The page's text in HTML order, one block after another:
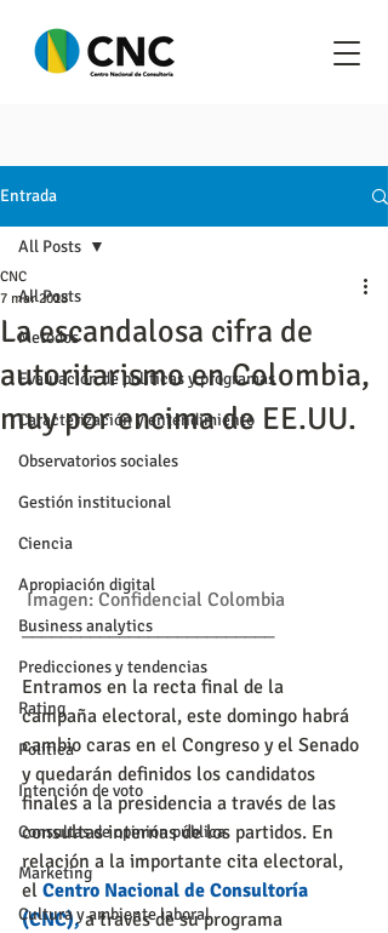
Entrada
All Posts
Metodos
Evaluación de políticas y programas
Caracterización y entendimiento
Observatorios sociales
Gestión institucional
Ciencia
Apropiación digital
Business analytics
Predicciones y tendencias
Rating
Política
Intención de voto
Consultas de opinión pública
Marketing
Cultura y ambiente laboral
All Posts
La escandalosa cifra de
autoritarismo en Colombia,
muy por encima de EE.UU.
CNC
7 mar 2018
Imagen: Confidencial Colombia
__________________________
Entramos en la recta final de la
campaña electoral, este domingo habrá
cambio caras en el Congreso y el Senado
y quedarán definidos los candidatos
finales a la presidencia a través de las
consultas internas de los partidos. En
relación a la importante cita electoral,
el Centro Nacional de Consultoría
(CNC), a través de su programa